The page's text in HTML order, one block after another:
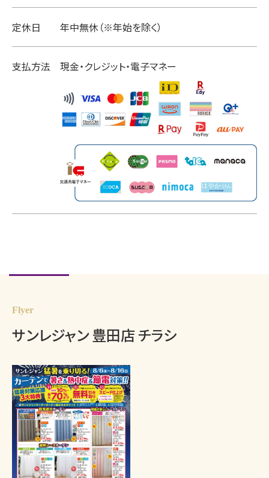
定休日 年中無休（※年始を除く）
支払方法 現金・クレジット・電子マネー
Flyer
サンレジャン 豊田店 チラシ